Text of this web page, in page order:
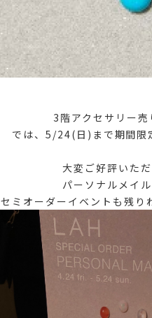
3階アクセサリー売
では、5/24(日)まで期間限
大変ご好評いた
パーソナルメイ
セミオーダーイベントも残り